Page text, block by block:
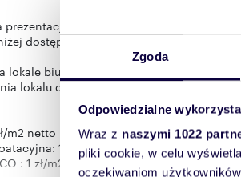
Zgoda
Odpowiedzialne
Wraz z naszymi 1022
pliki cookie, w celu
oczekiwaniom
jeszcze dzisiaj!
dostępne metraże!
lokale biurowe w Katowicach przy ul.
lokalu do pożądanego stanu to jedne z
m2 netto
11,47 zł/m2 netto
: 1 zł/m2 netto